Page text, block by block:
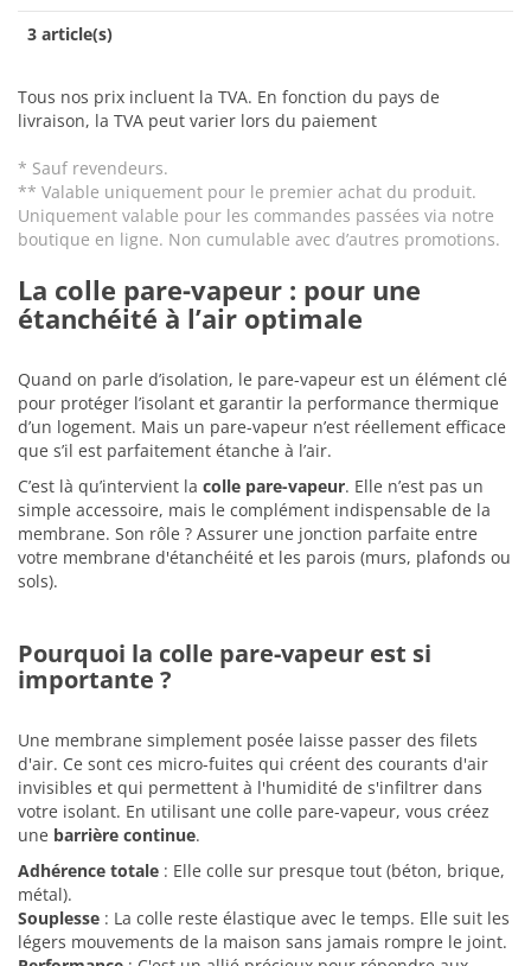
3 article(s)
Tous nos prix incluent la TVA. En fonction du pays de
livraison, la TVA peut varier lors du paiement
* Sauf revendeurs.
** Valable uniquement pour le premier achat du produit.
Uniquement valable pour les commandes passées via notre
boutique en ligne. Non cumulable avec d’autres promotions.
La colle pare-vapeur : pour une
étanchéité à l’air optimale
Quand on parle d’isolation, le pare-vapeur est un élément clé
pour protéger l’isolant et garantir la performance thermique
d’un logement. Mais un pare-vapeur n’est réellement efficace
que s’il est parfaitement étanche à l’air.
C’est là qu’intervient la colle pare-vapeur. Elle n’est pas un
simple accessoire, mais le complément indispensable de la
membrane. Son rôle ? Assurer une jonction parfaite entre
votre membrane d'étanchéité et les parois (murs, plafonds ou
sols).
Pourquoi la colle pare-vapeur est si
importante ?
Une membrane simplement posée laisse passer des filets
d'air. Ce sont ces micro-fuites qui créent des courants d'air
invisibles et qui permettent à l'humidité de s'infiltrer dans
votre isolant. En utilisant une colle pare-vapeur, vous créez
une barrière continue.
Adhérence totale : Elle colle sur presque tout (béton, brique,
métal).
Souplesse : La colle reste élastique avec le temps. Elle suit les
légers mouvements de la maison sans jamais rompre le joint.